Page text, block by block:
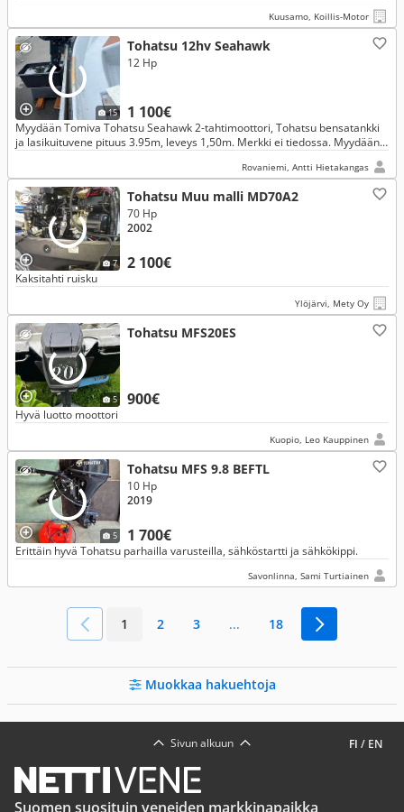
Kuusamo, Koillis-Motor
15
Tohatsu 12hv Seahawk
1 100€
12 Hp
Myydään Tomiva Tohatsu Seahawk 2-tahtimoottori, Tohatsu bensatankki
ja lasikuituvene pituus 3.95m, leveys 1,50m. Merkki ei tiedossa. Myydään
Rovaniemi, Antti Hietakangas
7
Tohatsu Muu malli MD70A2
2 100€
70 Hp
2002
Kaksitahti ruisku
Ylöjärvi, Mety Oy
5
Tohatsu MFS20ES
900€
Hyvä luotto moottori
Kuopio, Leo Kauppinen
5
Tohatsu MFS 9.8 BEFTL
1 700€
10 Hp
2019
Erittäin hyvä Tohatsu parhailla varusteilla, sähköstartti ja sähkökippi.
Savonlinna, Sami Turtiainen
1 2 3 ... 18
Muokkaa hakuehtoja
FI / EN
Sivun alkuun
Suomen suosituin veneiden markkinapaikka